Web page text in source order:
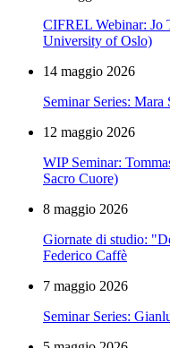
CIFREL Webinar: Jo
University of Oslo)
14 maggio 2026
Seminar Series:
12 maggio 2026
WIP Seminar:
Sacro Cuore)
8 maggio 2026
Giornate di studio:
Federico Caffè
7 maggio 2026
Seminar Series: